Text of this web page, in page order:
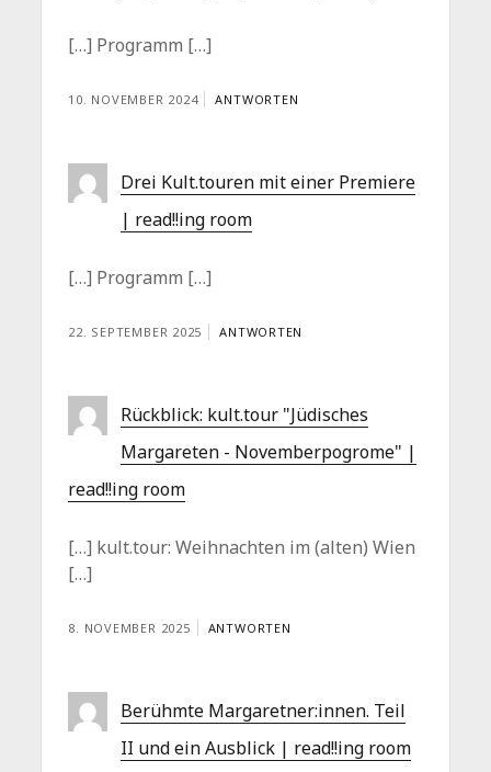
[…] Programm […]
10. NOVEMBER 2024 ANTWORTEN
Drei Kult.touren mit einer Premiere
| read!!ing room
[…] Programm […]
22. SEPTEMBER 2025 ANTWORTEN
Rückblick: kult.tour "Jüdisches
Margareten - Novemberpogrome" |
read!!ing room
[…] kult.tour: Weihnachten im (alten) Wien
[…]
8. NOVEMBER 2025 ANTWORTEN
Berühmte Margaretner:innen. Teil
II und ein Ausblick | read!!ing room